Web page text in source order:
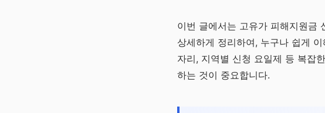
주정차단속알리
주정차단속 10분 전 문
자 알림 · 완전 무료
이번 글에서는 고유가 피해지원금
상세하게 정리하여, 누구나 쉽게
자리, 지역별 신청 요일제 등 복잡
하는 것이 중요합니다.